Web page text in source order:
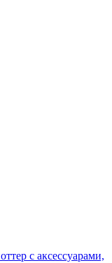
с аксессуарами,